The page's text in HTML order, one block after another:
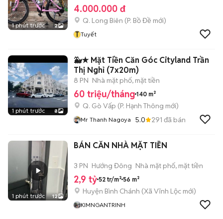
1 phút trước 2
4.000.000 đ
Q. Long Biên (P. Bồ Đề mới)
T Tuyết
1 phút trước 8
🐳★ Mặt Tiền Căn Góc Cityland Trần
Thị Nghỉ (7x20m)
8 PN Nhà mặt phố, mặt tiền
60 triệu/tháng 140 m²
Q. Gò Vấp (P. Hạnh Thông mới)
Mr Thanh Nagoya 5.0 291 đã bán
1 phút trước 12
BÁN CĂN NHÀ MẶT TIỀN
3 PN Hướng Đông Nhà mặt phố, mặt tiền
2,9 tỷ 52 tr/m² 56 m²
Huyện Bình Chánh (Xã Vĩnh Lộc mới)
KIMNGANTRINH